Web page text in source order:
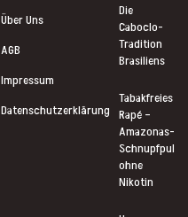
Über Uns
AGB
Impressum
Datenschutzerklärung
Die
Caboclo-
Tradition
Brasiliens
Tabakfreies
Rapé –
Amazonas-
ohne
Nikotin